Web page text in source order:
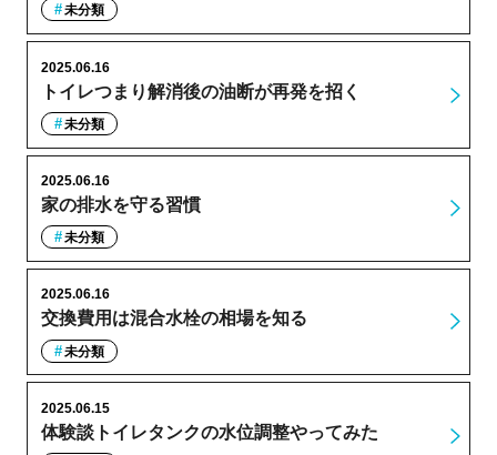
未分類
トイレつまり解消後の油断が再発を招く
2025.06.16
未分類
家の排水を守る習慣
2025.06.16
未分類
交換費用は混合水栓の相場を知る
2025.06.16
未分類
体験談トイレタンクの水位調整やってみた
2025.06.15